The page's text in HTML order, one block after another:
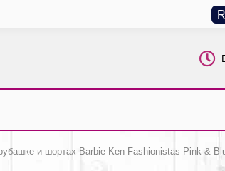
и шортах Barbie Ken Fashionistas Pink &